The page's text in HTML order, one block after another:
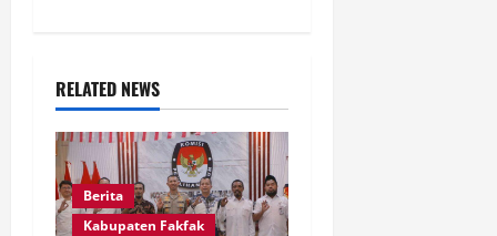
g
a
t
RELATED NEWS
Berita
Kabupaten Fakfak